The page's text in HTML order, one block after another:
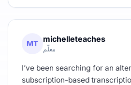
MT michelleteaches
معلّم
I’ve been searching for an
subscription-based